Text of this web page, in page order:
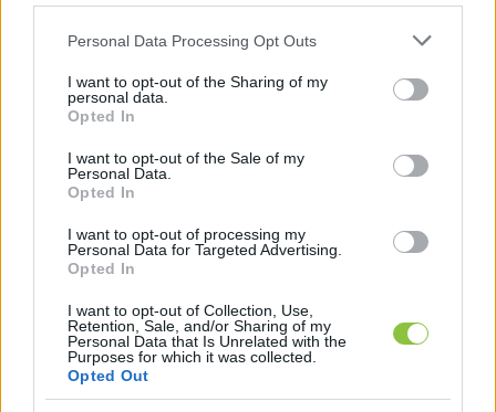
Please note that this website/app uses one or more Google
not limited to your visit or usage behaviour. You may click to
grant or deny consent to Google and its third-party tags to
use your data for below specified purposes in below Google
consent section.
Personal Data Processing Opt Outs
I want to opt-out of the Sharing of my
personal data.
Opted In
I want to opt-out of the Sale of my
Personal Data.
Opted In
I want to opt-out of processing my
Personal Data for Targeted Advertising.
Opted In
I want to opt-out of Collection, Use,
Retention, Sale, and/or Sharing of my
Personal Data that Is Unrelated with the
Purposes for which it was collected.
Opted Out
A szabad sajtó még sosem volt
annyira fontos, mint a posztigazság
korában